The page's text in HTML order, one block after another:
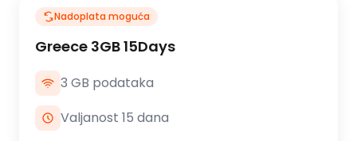
Nadoplata moguća
Greece 3GB 15Days
3 GB podataka
Valjanost 15 dana